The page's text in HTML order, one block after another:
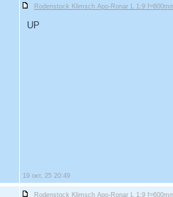
Rodenstock Klimsch Apo-Ronar L 1:9
UP
19 окт, 25 20:49
Rodenstock Klimsch Apo-Ronar L 1:9